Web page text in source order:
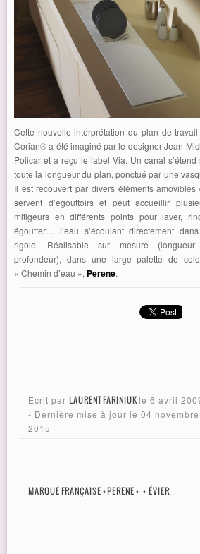
Cette nouvelle interprétation du plan de
Corian® a été imaginé par le designer Jean-
Policar et a reçu le label Via. Un canal s’étend
toute la longueur du plan, ponctué par une
Il est recouvert par divers éléments amovibles
servent d’égouttoirs et peut accueillir
mitigeurs en différents points pour laver,
égoutter… l’eau s’écoulant directement
rigole. Réalisable sur mesure
profondeur), dans une large palette de
« Chemin d’eau », Perene.
Ecrit par LAURENT FARINIUK le 6 avril
- Dernière mise à jour le 04 novembre
2015
MARQUE FRANÇAISE•PERENE• • ÉVIER